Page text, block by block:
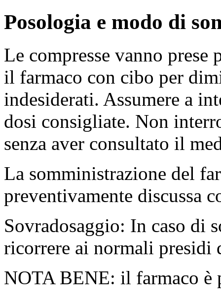
Posologia e modo di
Le compresse vanno prese
il farmaco con cibo per
indesiderati. Assumere a
dosi consigliate. Non
senza aver consultato il
La somministrazione del
preventivamente discussa
Sovradosaggio: In caso di
ricorrere ai normali presidi
NOTA BENE: il farmaco è